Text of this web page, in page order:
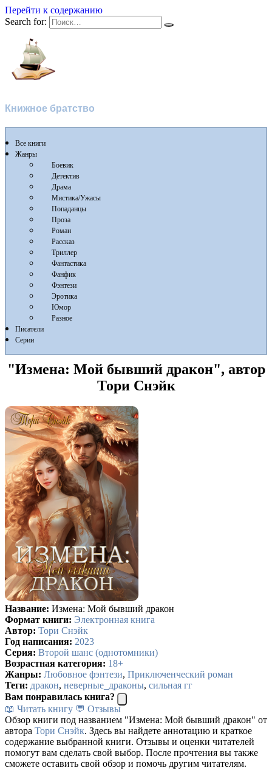
Перейти к содержанию
Search for:
Книжное братство
Все книги
Жанры
Боевик
Детектив
Драма
Мистика/Ужасы
Попаданцы
Проза
Роман
Рассказ
Триллер
Фантастика
Фанфик
Фэнтези
Эротика
Юмор
Разное
Писатели
Серии
"Измена: Мой бывший дракон", автор
Тори Снэйк
Название: Измена: Мой бывший дракон
Формат книги: Электронная книга
Автор: Тори Снэйк
Год написания: 2023
Серия: Второй шанс (однотомники)
Возрастная категория: 18+
Жанры: Любовное фэнтези, Приключенческий роман
Теги: дракон, неверные_драконы, сильная гг
Вам понравилась книга?
📖 Читать книгу 💬 Отзывы
Обзор книги под названием "Измена: Мой бывший дракон" от
автора Тори Снэйк. Здесь вы найдете аннотацию и краткое
содержание выбранной книги. Отзывы и оценки читателей
помогут вам сделать свой выбор. После прочтения вы также
сможете оставить свой обзор и помочь другим читателям.